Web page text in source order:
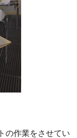
の作業をさせてい